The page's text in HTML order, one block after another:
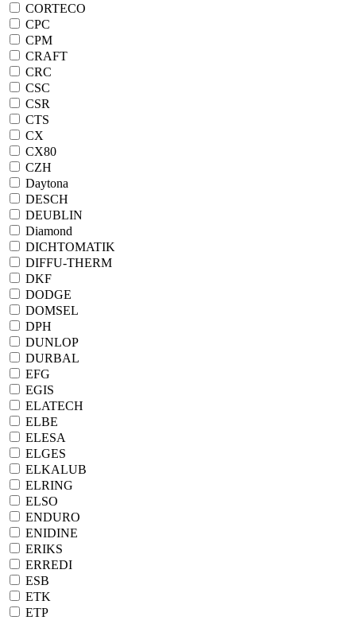
CORTECO
CPC
CPM
CRAFT
CRC
CSC
CSR
CTS
CX
CX80
CZH
Daytona
DESCH
DEUBLIN
Diamond
DICHTOMATIK
DIFFU-THERM
DKF
DODGE
DOMSEL
DPH
DUNLOP
DURBAL
EFG
EGIS
ELATECH
ELBE
ELESA
ELGES
ELKALUB
ELRING
ELSO
ENDURO
ENIDINE
ERIKS
ERREDI
ESB
ETK
ETP